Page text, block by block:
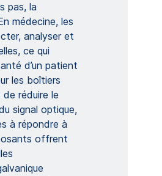
pas, la
médecine, les
analyser et
ce qui
d’un patient
les boîtiers
réduire le
signal optique,
à répondre à
offrent